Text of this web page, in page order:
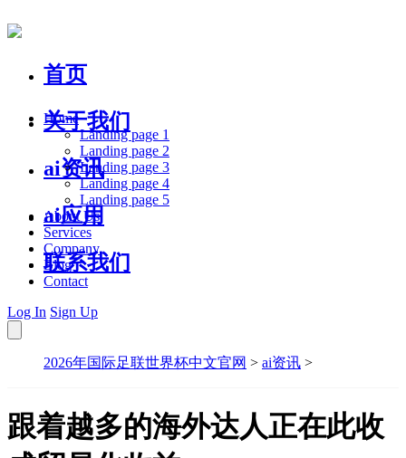
首页
关于我们
ai资讯
ai应用
联系我们
Home
Landing page 1
Landing page 2
Landing page 3
Landing page 4
Landing page 5
About Us
Services
Company
Blog
Contact
Log In Sign Up
2026年国际足联世界杯中文官网 > ai资讯 >
跟着越多的海外达人正在此收